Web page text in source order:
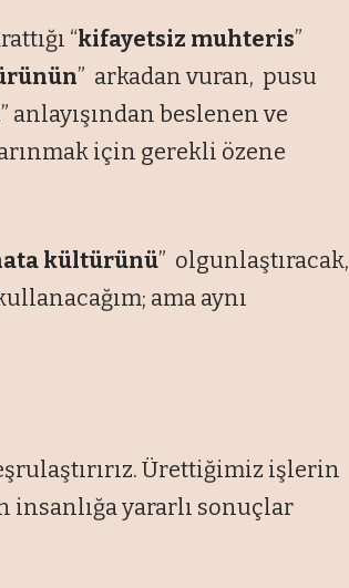
“kifayetsiz muhteris”
” arkadan vuran, pusu
” anlayışından beslenen ve
için gerekli özene
kültürünü” olgunlaştıracak,
ama aynı
Ürettiğimiz işlerin
insanlığa yararlı sonuçlar